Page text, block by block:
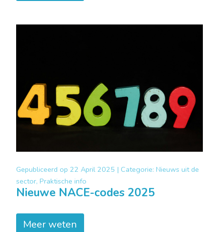
Gepubliceerd op 22 April 2025 | Categorie: Nieuws uit de
sector, Praktische info
Nieuwe NACE-codes 2025
Meer weten